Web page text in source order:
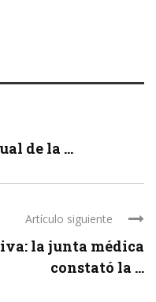
de la ...
Artículo siguiente
la junta médica
constató la ...